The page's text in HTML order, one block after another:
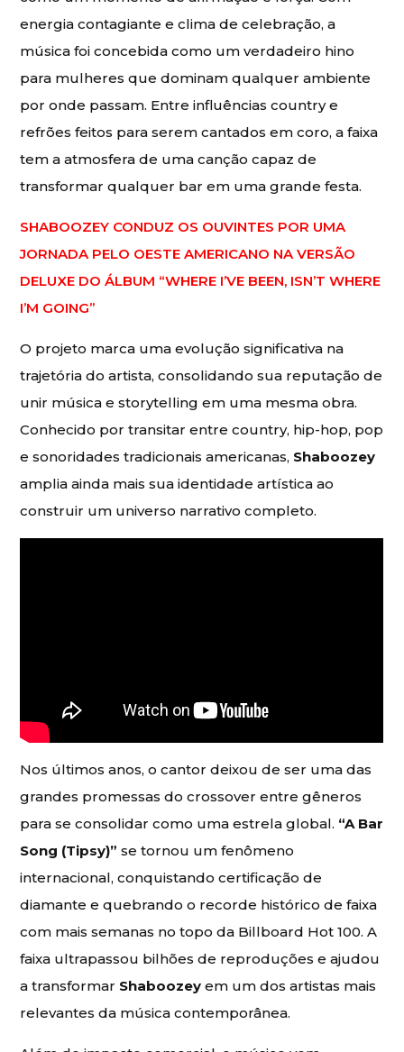
energia contagiante e clima de celebração, a
música foi concebida como um verdadeiro hino
para mulheres que dominam qualquer ambiente
por onde passam. Entre influências country e
refrões feitos para serem cantados em coro, a faixa
tem a atmosfera de uma canção capaz de
transformar qualquer bar em uma grande festa.
SHABOOZEY CONDUZ OS OUVINTES POR UMA
JORNADA PELO OESTE AMERICANO NA VERSÃO
DELUXE DO ÁLBUM “WHERE I’VE BEEN, ISN’T WHERE
I’M GOING”
O projeto marca uma evolução significativa na
trajetória do artista, consolidando sua reputação de
unir música e storytelling em uma mesma obra.
Conhecido por transitar entre country, hip-hop, pop
e sonoridades tradicionais americanas, Shaboozey
amplia ainda mais sua identidade artística ao
construir um universo narrativo completo.
Nos últimos anos, o cantor deixou de ser uma das
grandes promessas do crossover entre gêneros
para se consolidar como uma estrela global. “A Bar
Song (Tipsy)”se tornou um fenômeno
internacional, conquistando certificação de
diamante e quebrando o recorde histórico de faixa
com mais semanas no topo da Billboard Hot 100. A
faixa ultrapassou bilhões de reproduções e ajudou
a transformar Shaboozey em um dos artistas mais
relevantes da música contemporânea.